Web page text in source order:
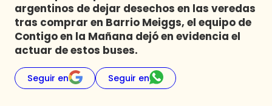
argentinos de dejar desechos en las veredas
tras comprar en Barrio Meiggs, el equipo de
Contigo en la Mañana dejó en evidencia el
actuar de estos buses.
Seguir en Seguir en
Todos Los Programas